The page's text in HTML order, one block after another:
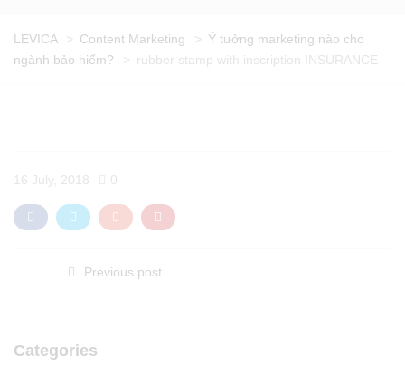
LEVICA > Content Marketing >
Ý tưởng marketing nào cho
ngành bảo hiểm?
> rubber stamp with inscription INSURANCE
16 July, 2018 0
Previous post
Categories